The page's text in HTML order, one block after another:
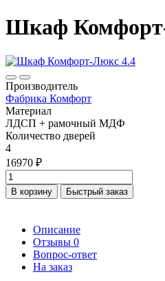
Шкаф
Производитель
Фабрика Комфорт
Материал
ЛДСП + рамочный МДФ
Количество дверей
4
16970 ₽
В корзину Быстрый заказ
Описание
Отзывы 0
Вопрос-ответ
На заказ